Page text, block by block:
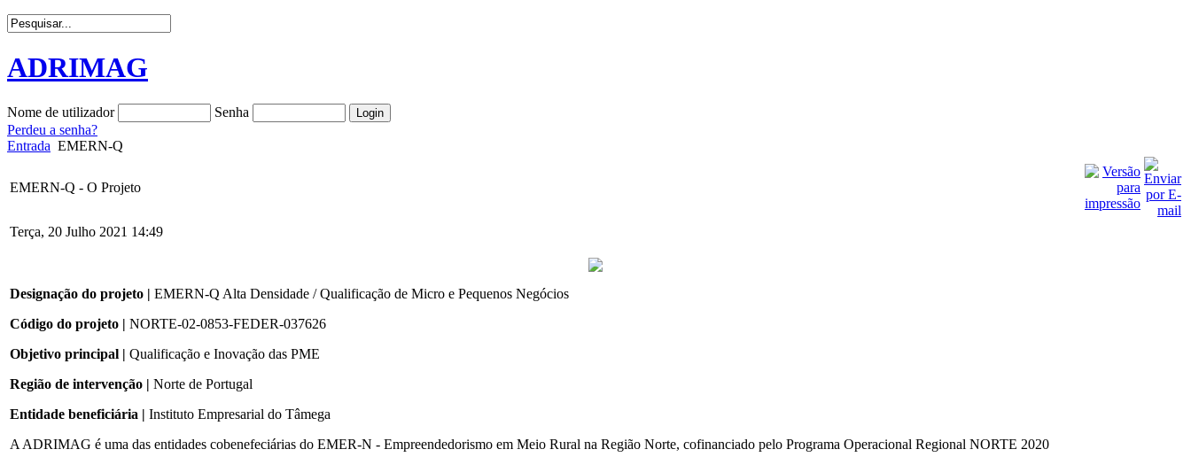
ADRIMAG
Nome de utilizador
Senha
Perdeu a senha?
Entrada EMERN-Q
EMERN-Q - O Projeto
Terça, 20 Julho 2021 14:49
Designação do projeto | EMERN-Q Alta Densidade / Qualificação de Micro e Pequenos Negócios
Código do projeto | NORTE-02-0853-FEDER-037626
Objetivo principal | Qualificação e Inovação das PME
Região de intervenção | Norte de Portugal
Entidade beneficiária | Instituto Empresarial do Tâmega
A ADRIMAG é uma das entidades cobenefeciárias do EMER-N - Empreendedorismo em Meio Rural na Região Norte, cofinanciado pelo Programa Operacional Regional NORTE 2020